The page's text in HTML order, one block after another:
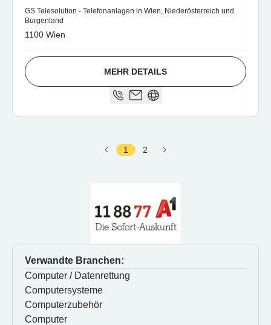
GS Telesolution - Telefonanlagen in Wien, Niederösterreich und
Burgenland
1100 Wien
MEHR DETAILS
1 2
Verwandte Branchen:
Computer / Datenrettung
Computersysteme
Computerzubehör
Computer